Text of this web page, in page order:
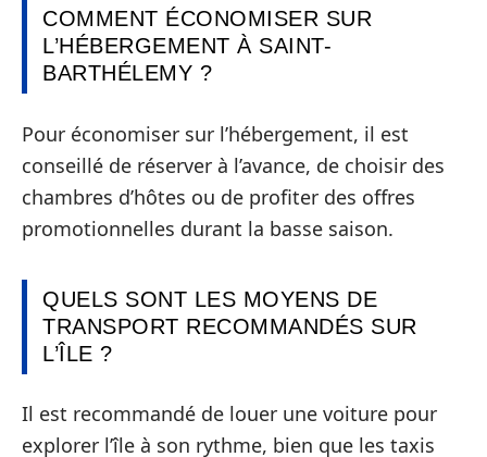
COMMENT ÉCONOMISER SUR
L’HÉBERGEMENT À SAINT-
BARTHÉLEMY ?
Pour économiser sur l’hébergement, il est
conseillé de réserver à l’avance, de choisir des
chambres d’hôtes ou de profiter des offres
promotionnelles durant la basse saison.
QUELS SONT LES MOYENS DE
TRANSPORT RECOMMANDÉS SUR
L’ÎLE ?
Il est recommandé de louer une voiture pour
explorer l’île à son rythme, bien que les taxis